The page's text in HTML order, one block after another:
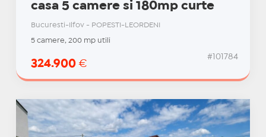
casa 5 camere si 180mp curte
Bucuresti-Ilfov - POPESTI-LEORDENI
5 camere, 200 mp utili
324.900 €
#101784